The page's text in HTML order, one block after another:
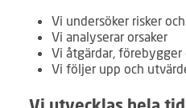
Vi undersöker risker
Vi analyserar orsaker
Vi åtgärdar, förebygger
Vi följer upp och